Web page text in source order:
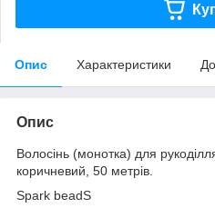
Опис Характеристики
Опис
Волосінь (монотка) для
коричневий, 50 метрів.
Spark beadS